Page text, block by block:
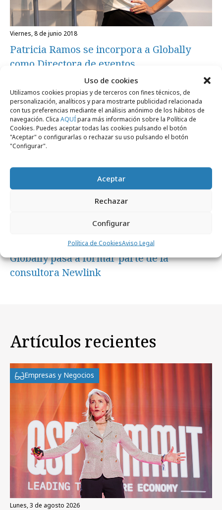
Uso de cookies
Utilizamos cookies propias y de terceros con fines técnicos, de
personalización, analíticos y para mostrarte publicidad relacionada
con tus preferencias mediante el análisis anónimo de los hábitos de
navegación. Clica AQUÍpara más información sobre la Política de
Cookies. Puedes aceptar todas las cookies pulsando el botón
"Aceptar" o configurarlas o rechazar su uso pulsando el botón
"Configurar".
Aceptar
Rechazar
Configurar
Política de CookiesAviso Legal
viernes, 8 de junio 2018
Patricia Ramos se incorpora a Globally
como Directora de eventos
Agencias
miércoles, 18 de abril 2018
Globally pasa a formar parte de la
consultora Newlink
Artículos recientes
Empresas y Negocios
lunes, 3 de agosto 2026